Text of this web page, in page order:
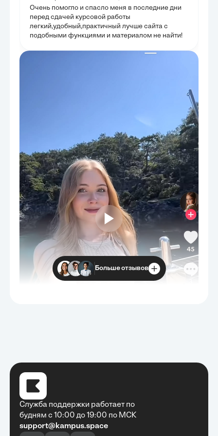
Очень помогло и спасло меня в последние дни
перед сдачей курсовой работы
легкий,удобный,практичный лучше сайта с
подобными функциями и материалом не найти!
Очень быстро, недорого, качественно,
Больше отзывов
Служба поддержки работает по
будням с 10:00 до 19:00 по МСК
support@kampus.space